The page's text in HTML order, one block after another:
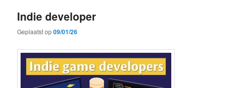
Indie developer
Geplaatst op09/01/26